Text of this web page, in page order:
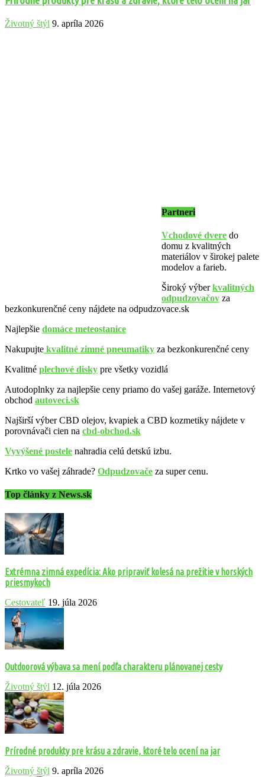
Životný štýl 9. apríla 2026
Partneri
Vchodové dvere do
domu z kvalitných
materiálov v širokej palete
modelov a farieb.
Široký výberkvalitných
odpudzovačov za
bezkonkurenčné ceny nájdete na odpudzovace.sk
Najlepšie domáce meteostanice
Nakupujte kvalitné zimné pneumatiky za bezkonkurenčné ceny
Kvalitné plechové disky pre všetky vozidlá
Autodoplnky za najlepšie ceny priamo do vašej garáže. Internetový
obchod autoveci.sk
Najširší výber CBD olejov, kvapiek a CBD kozmetiky nájdete v
porovnávači cien na cbd-obchod.sk
Vyvýšené postele nahradia celú detskú izbu.
Krtko vo vašej záhrade? Odpudzovače za super cenu.
Top články z News.sk
Extrémna zimná expedícia: Ako pripraviť kolesá na prežitie v horských
priesmykoch
Cestovateľ 19. júla 2026
Outdoorová výbava sa mení podľa charakteru plánovanej cesty
Životný štýl 12. júla 2026
Prírodné produkty pre krásu a zdravie, ktoré telo ocení na jar
Životný štýl 9. apríla 2026